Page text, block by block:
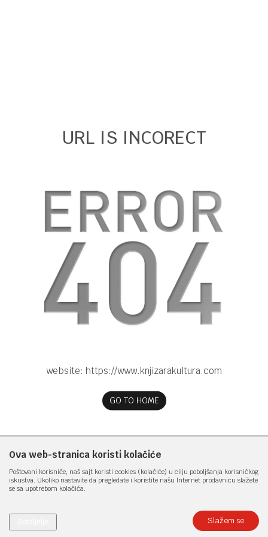
URL IS INCORECT
website: https://www.knjizarakultura.com
GO TO HOME
Ova web-stranica koristi kolačiće
Poštovani korisniče, naš sajt koristi cookies (kolačiće) u cilju poboljšanja korisničkog
iskustva. Ukoliko nastavite da pregledate i koristite našu Internet prodavnicu slažete
se sa upotrebom kolačića.
Slažem se